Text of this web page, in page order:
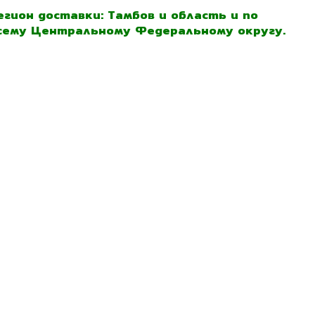
доставки: Тамбов и область и по
Центральному Федеральному округу.